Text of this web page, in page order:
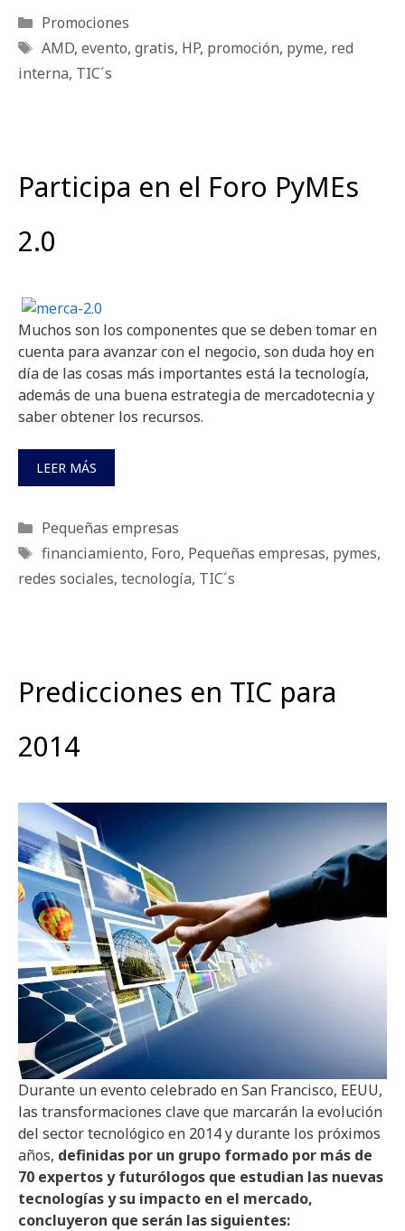
Categorías
Promociones
Etiquetas
AMD, evento, gratis, HP, promoción, pyme, red
interna, TIC´s
Participa en el Foro PyMEs
2.0
Muchos son los componentes que se deben tomar en
cuenta para avanzar con el negocio, son duda hoy en
día de las cosas más importantes está la tecnología,
además de una buena estrategia de mercadotecnia y
saber obtener los recursos.
LEER MÁS
Categorías
Pequeñas empresas
Etiquetas
financiamiento, Foro, Pequeñas empresas, pymes,
redes sociales, tecnología, TIC´s
Predicciones en TIC para
2014
Durante un evento celebrado en San Francisco, EEUU,
las transformaciones clave que marcarán la evolución
del sector tecnológico en 2014 y durante los próximos
años, definidas por un grupo formado por más de
70 expertos y futurólogos que estudian las nuevas
tecnologías y su impacto en el mercado,
concluyeron que serán las siguientes: